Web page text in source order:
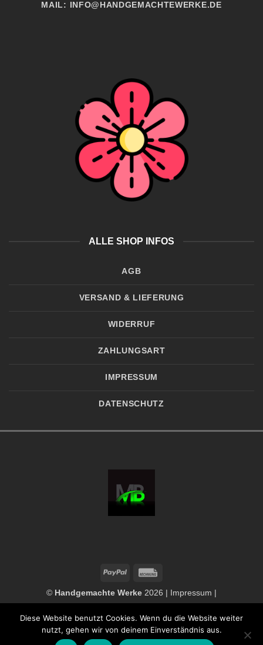
MAIL:
INFO@HANDGEMACHTEWERKE.DE
ALLE SHOP INFOS
AGB
VERSAND & LIEFERUNG
WIDERRUF
ZAHLUNGSART
IMPRESSUM
DATENSCHUTZ
PayPal
© Handgemachte Werke 2026 | Impressum |
Datenschutzerklärung|Widerrufsbelehrung|AGB
VERTRAG WIDERRUFEN
Diese Website benutzt Cookies. Wenn du die Website weiter
nutzt, gehen wir von deinem Einverständnis aus.